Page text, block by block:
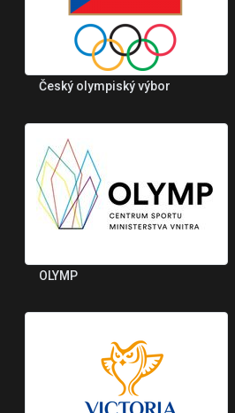
Český olympiský výbor
OLYMP